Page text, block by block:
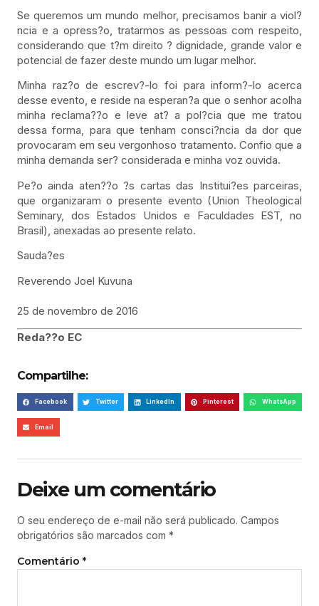
Se queremos um mundo melhor, precisamos banir a viol?
ncia e a opress?o, tratarmos as pessoas com respeito,
considerando que t?m direito ? dignidade, grande valor e
potencial de fazer deste mundo um lugar melhor.
Minha raz?o de escrev?-lo foi para inform?-lo acerca
desse evento, e reside na esperan?a que o senhor acolha
minha reclama??o e leve at? a pol?cia que me tratou
dessa forma, para que tenham consci?ncia da dor que
provocaram em seu vergonhoso tratamento. Confio que a
minha demanda ser? considerada e minha voz ouvida.
Pe?o ainda aten??o ?s cartas das Institui?es parceiras,
que organizaram o presente evento (Union Theological
Seminary, dos Estados Unidos e Faculdades EST, no
Brasil), anexadas ao presente relato.
Sauda?es
Reverendo Joel Kuvuna
25 de novembro de 2016
Reda??o EC
Compartilhe:
Facebook Twitter LinkedIn Pinterest WhatsApp
Email
Deixe um comentário
O seu endereço de e-mail não será publicado. Campos
obrigatórios são marcados com *
Comentário *